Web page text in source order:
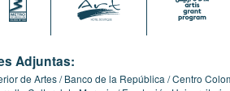
Adjuntas:
de Artes Banco de la República Centro